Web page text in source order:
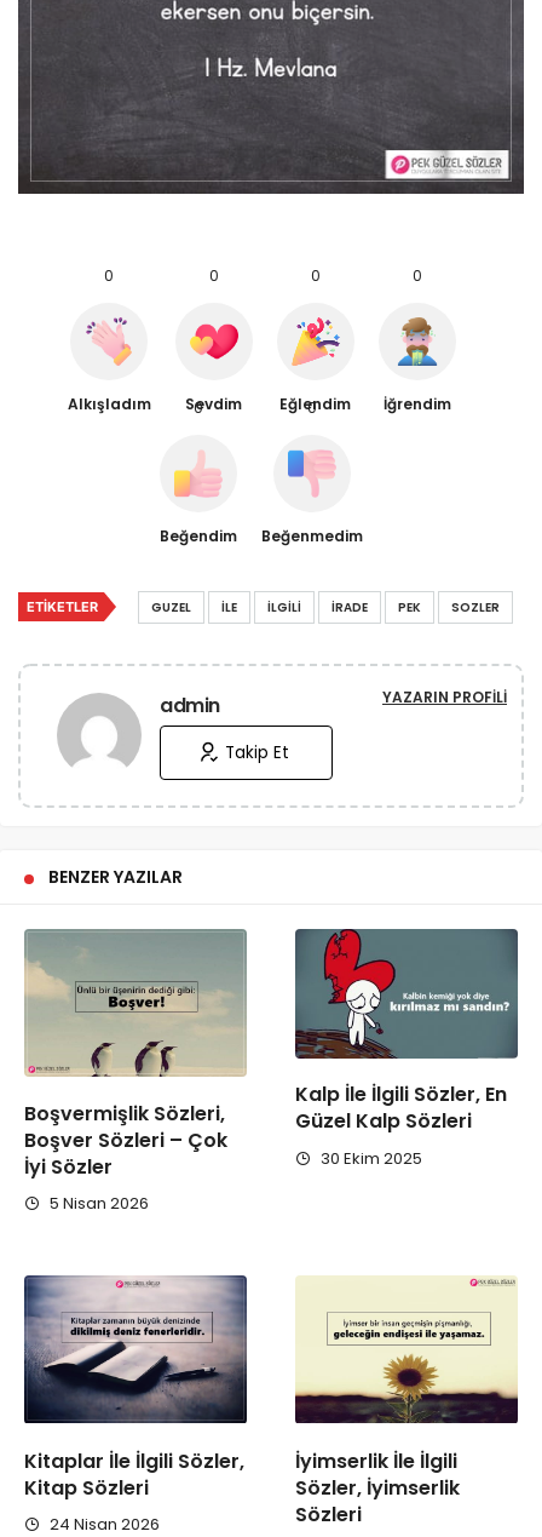
0
Alkışladım
0
Sevdim
0
Eğlendim
0
İğrendim
0
Beğendim
0
Beğenmedim
ETIKETLER GUZEL İLE İLGILI İRADE PEK SOZLER
admin YAZARIN PROFILI
Takip Et
BENZER YAZILAR
Boşvermişlik Sözleri,
Boşver Sözleri – Çok
İyi Sözler
5 Nisan 2026
Kalp İle İlgili Sözler, En
Güzel Kalp Sözleri
30 Ekim 2025
Kitaplar İle İlgili Sözler,
Kitap Sözleri
24 Nisan 2026
İyimserlik İle İlgili
Sözler, İyimserlik
Sözleri